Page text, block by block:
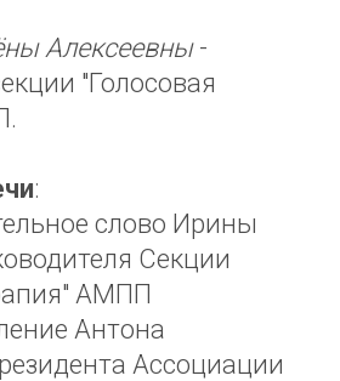
Алексеевны -
"Голосовая
:
слово Ирины
Секции
АМПП
Антона
Ассоциации